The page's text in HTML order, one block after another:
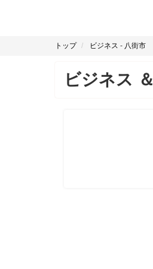
トップ ビジネス - 八街市
ビジネス ＆